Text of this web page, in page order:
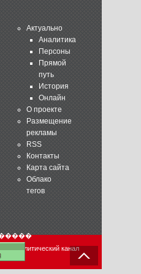
Актуально
Аналитика
Персоны
Прямой
путь
История
Онлайн
О проекте
Размещение
рекламы
RSS
Контакты
Карта сайта
Облако
тегов
аналитический канал